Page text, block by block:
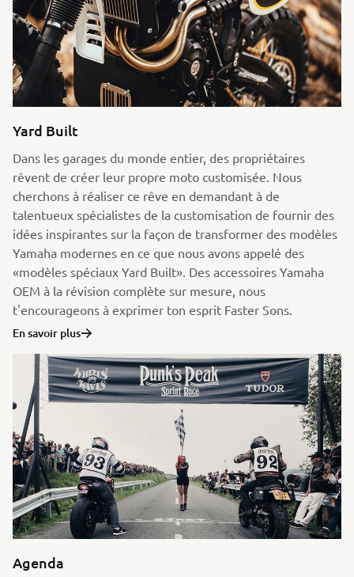
Yard Built
Dans les garages du monde entier, des propriétaires
rêvent de créer leur propre moto customisée. Nous
cherchons à réaliser ce rêve en demandant à de
talentueux spécialistes de la customisation de fournir des
idées inspirantes sur la façon de transformer des modèles
Yamaha modernes en ce que nous avons appelé des
«modèles spéciaux Yard Built». Des accessoires Yamaha
OEM à la révision complète sur mesure, nous
t'encourageons à exprimer ton esprit Faster Sons.
En savoir plus
Agenda